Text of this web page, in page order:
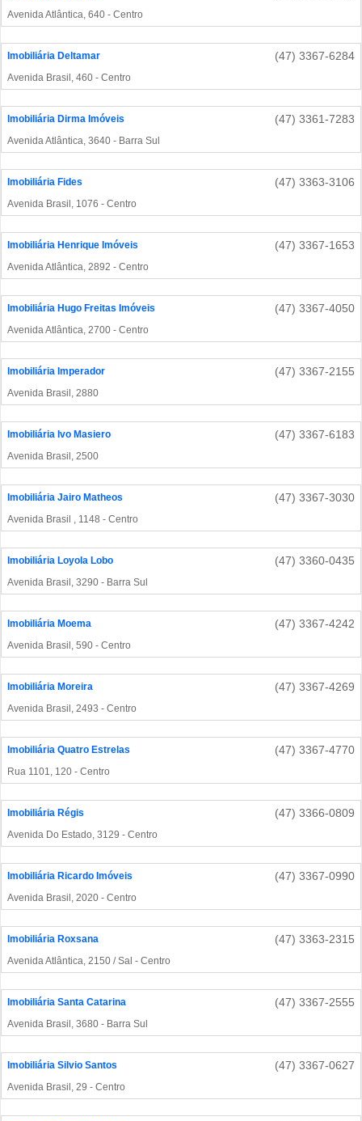
Avenida Atlântica, 640 - Centro
Imobiliária Deltamar (47) 3367-6284
Avenida Brasil, 460 - Centro
Imobiliária Dirma Imóveis (47) 3361-7283
Avenida Atlântica, 3640 - Barra Sul
Imobiliária Fides (47) 3363-3106
Avenida Brasil, 1076 - Centro
Imobiliária Henrique Imóveis (47) 3367-1653
Avenida Atlântica, 2892 - Centro
Imobiliária Hugo Freitas Imóveis (47) 3367-4050
Avenida Atlântica, 2700 - Centro
Imobiliária Imperador (47) 3367-2155
Avenida Brasil, 2880
Imobiliária Ivo Masiero (47) 3367-6183
Avenida Brasil, 2500
Imobiliária Jairo Matheos (47) 3367-3030
Avenida Brasil , 1148 - Centro
Imobiliária Loyola Lobo (47) 3360-0435
Avenida Brasil, 3290 - Barra Sul
Imobiliária Moema (47) 3367-4242
Avenida Brasil, 590 - Centro
Imobiliária Moreira (47) 3367-4269
Avenida Brasil, 2493 - Centro
Imobiliária Quatro Estrelas (47) 3367-4770
Rua 1101, 120 - Centro
Imobiliária Régis (47) 3366-0809
Avenida Do Estado, 3129 - Centro
Imobiliária Ricardo Imóveis (47) 3367-0990
Avenida Brasil, 2020 - Centro
Imobiliária Roxsana (47) 3363-2315
Avenida Atlântica, 2150 / Sal - Centro
Imobiliária Santa Catarina (47) 3367-2555
Avenida Brasil, 3680 - Barra Sul
Imobiliária Silvio Santos (47) 3367-0627
Avenida Brasil, 29 - Centro